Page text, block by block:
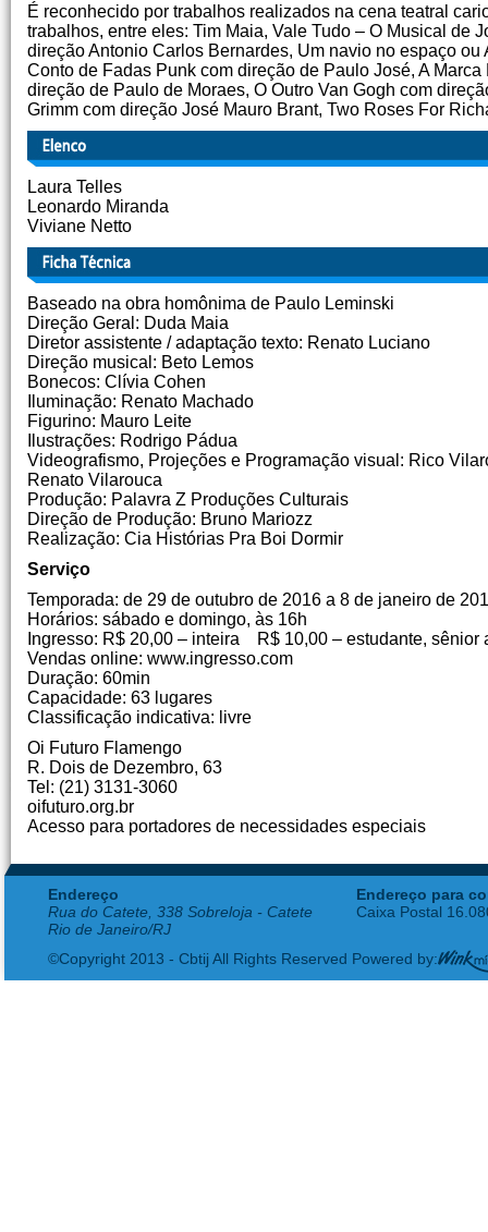
É reconhecido por trabalhos realizados na cena teatral
trabalhos, entre eles: Tim Maia, Vale Tudo – O Musical de
direção Antonio Carlos Bernardes, Um navio no espaço
Conto de Fadas Punk com direção de Paulo José, A
direção de Paulo de Moraes, O Outro Van Gogh com
Grimm com direção José Mauro Brant, Two Roses For
Laura Telles
Leonardo Miranda
Viviane Netto
Baseado na obra homônima de Paulo Leminski
Direção Geral: Duda Maia
Diretor assistente / adaptação texto: Renato Luciano
Direção musical: Beto Lemos
Bonecos: Clívia Cohen
Iluminação: Renato Machado
Figurino: Mauro Leite
Ilustrações: Rodrigo Pádua
Videografismo, Projeções e Programação visual: Rico
Renato Vilarouca
Produção: Palavra Z Produções Culturais
Direção de Produção: Bruno Mariozz
Realização: Cia Histórias Pra Boi Dormir
Serviço
Temporada: de 29 de outubro de 2016 a 8 de janeiro de
Horários: sábado e domingo, às 16h
Ingresso: R$ 20,00 – inteira R$ 10,00 – estudante,
Vendas online: www.ingresso.com
Duração: 60min
Capacidade: 63 lugares
Classificação indicativa: livre
Oi Futuro Flamengo
R. Dois de Dezembro, 63
Tel: (21) 3131-3060
oifuturo.org.br
Acesso para portadores de necessidades especiais
Endereço
Rua do Catete, 338 Sobreloja - Catete
Rio de Janeiro/RJ
Endereço para
Caixa Postal
©Copyright 2013 - Cbtij All Rights Reserved Powered by: